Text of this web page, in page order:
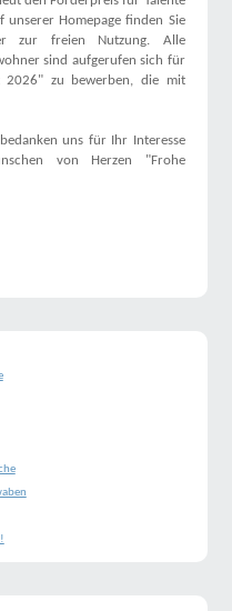
unserer Homepage finden Sie
zur freien Nutzung. Alle
sind aufgerufen sich für
2026" zu bewerben, die mit
uns für Ihr Interesse
von Herzen "Frohe